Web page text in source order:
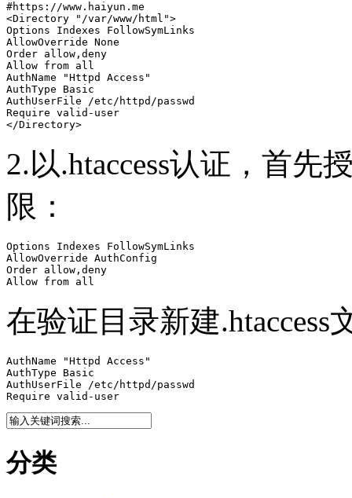
#https://www.haiyun.me
<Directory "/var/www/html">
Options Indexes FollowSymLinks
AllowOverride None
Order allow,deny
Allow from all
AuthName "Httpd Access"
AuthType Basic
AuthUserFile /etc/httpd/passwd
Require valid-user
</Directory>
2.以.htaccess认证，首先
限：
Options Indexes FollowSymLinks
AllowOverride AuthConfig
Order allow,deny
Allow from all
在验证目录新建.htaccess
AuthName "Httpd Access"
AuthType Basic
AuthUserFile /etc/httpd/passwd
Require valid-user
分类